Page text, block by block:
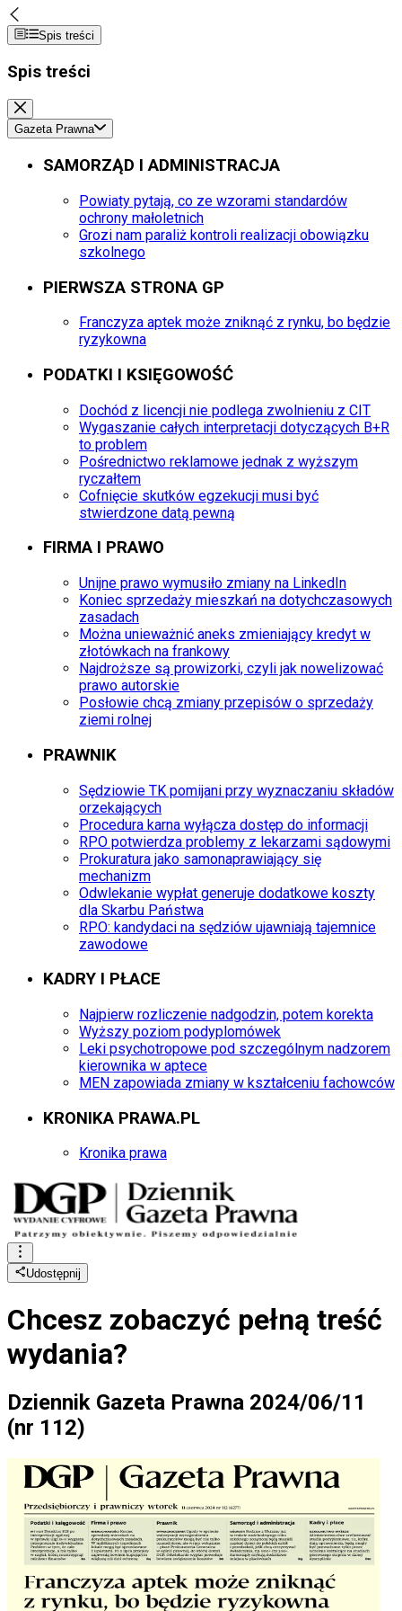
Spis treści
Spis treści
Gazeta Prawna
SAMORZĄD I ADMINISTRACJA
Powiaty pytają, co ze wzorami standardów
ochrony małoletnich
Grozi nam paraliż kontroli realizacji obowiązku
szkolnego
PIERWSZA STRONA GP
Franczyza aptek może zniknąć z rynku, bo będzie
ryzykowna
PODATKI I KSIĘGOWOŚĆ
Dochód z licencji nie podlega zwolnieniu z CIT
Wygaszanie całych interpretacji dotyczących B+R
to problem
Pośrednictwo reklamowe jednak z wyższym
ryczałtem
Cofnięcie skutków egzekucji musi być
stwierdzone datą pewną
FIRMA I PRAWO
Unijne prawo wymusiło zmiany na LinkedIn
Koniec sprzedaży mieszkań na dotychczasowych
zasadach
Można unieważnić aneks zmieniający kredyt w
złotówkach na frankowy
Najdroższe są prowizorki, czyli jak nowelizować
prawo autorskie
Posłowie chcą zmiany przepisów o sprzedaży
ziemi rolnej
PRAWNIK
Sędziowie TK pomijani przy wyznaczaniu składów
orzekających
Procedura karna wyłącza dostęp do informacji
RPO potwierdza problemy z lekarzami sądowymi
Prokuratura jako samonaprawiający się
mechanizm
Odwlekanie wypłat generuje dodatkowe koszty
dla Skarbu Państwa
RPO: kandydaci na sędziów ujawniają tajemnice
zawodowe
KADRY I PŁACE
Najpierw rozliczenie nadgodzin, potem korekta
Wyższy poziom podyplomówek
Leki psychotropowe pod szczególnym nadzorem
kierownika w aptece
MEN zapowiada zmiany w kształceniu fachowców
KRONIKA PRAWA.PL
Kronika prawa
Udostępnij
Chcesz zobaczyć pełną treść
wydania?
Dziennik Gazeta Prawna 2024/06/11
(nr 112)